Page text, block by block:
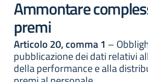
Ammontare
premi
Articolo 20, comma 1 –
pubblicazione dei dati relativi
della performance e alla